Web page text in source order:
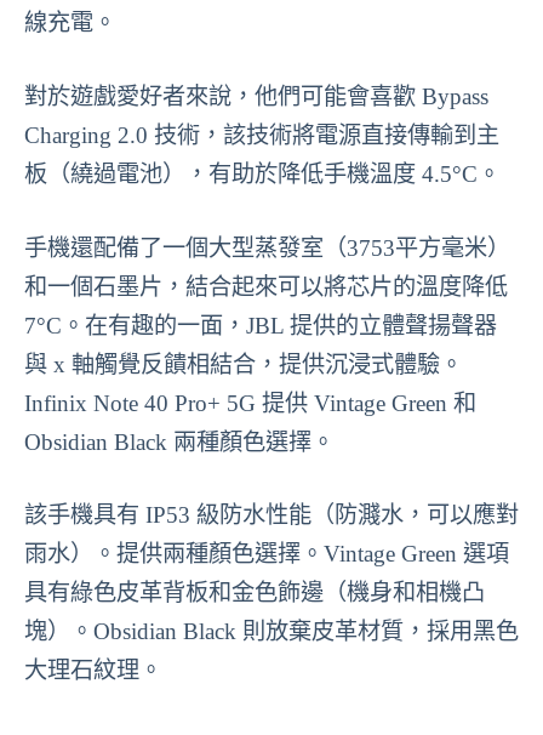
線充電。
對於遊戲愛好者來說，他們可能會喜歡 Bypass
Charging 2.0 技術，該技術將電源直接傳輸到主
板（繞過電池），有助於降低手機溫度 4.5°C。
手機還配備了一個大型蒸發室（3753平方毫米）
和一個石墨片，結合起來可以將芯片的溫度降低
7°C。在有趣的一面，JBL 提供的立體聲揚聲器
與 x 軸觸覺反饋相結合，提供沉浸式體驗。
Infinix Note 40 Pro+ 5G 提供 Vintage Green 和
Obsidian Black 兩種顏色選擇。
該手機具有 IP53 級防水性能（防濺水，可以應對
雨水）。提供兩種顏色選擇。Vintage Green 選項
具有綠色皮革背板和金色飾邊（機身和相機凸
塊）。Obsidian Black 則放棄皮革材質，採用黑色
大理石紋理。